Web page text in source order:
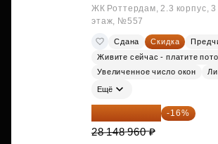
ЖК Роттердам, 2.3 корпус, 3
этаж, №557
Сдана Скидка
Живите сейчас - платите
Увеличенное число окон
Ещё
23 645 126 ₽ -16%
28 148 960 ₽